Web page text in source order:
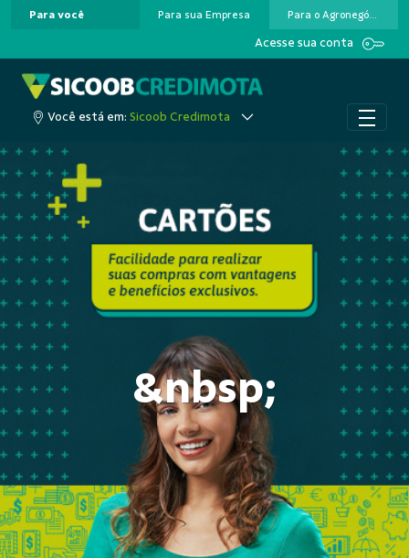
Pular para o Conteúdo principal
Para você Para sua Empresa Para o Agronegócio
Acesse sua conta
Você está em: Sicoob Credimota
&nbsp;